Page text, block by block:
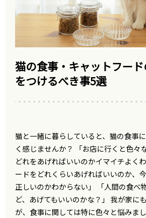
猫の食事・キャットフー
をつけるべき事5選
猫と一緒に暮らしていると、猫の食事
く感じませんか？ 「お店に行くと色々
どれをあげればいいのかイマイチよく
ードをどれくらいあげればいいのか、
正しいのかわからない」 「人間の食べ
ど、あげてもいいのかな？」 我が家に
が、食事に関しては特に色々と悩みま